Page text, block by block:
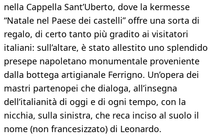
nella Cappella Sant’Uberto, dove la kermesse
“Natale nel Paese dei castelli” offre una sorta di
regalo, di certo tanto più gradito ai visitatori
italiani: sull’altare, è stato allestito uno splendido
presepe napoletano monumentale proveniente
dalla bottega artigianale Ferrigno. Un’opera dei
mastri partenopei che dialoga, all’insegna
dell’italianità di oggi e di ogni tempo, con la
nicchia, sulla sinistra, che reca inciso al suolo il
nome (non francesizzato) di Leonardo.